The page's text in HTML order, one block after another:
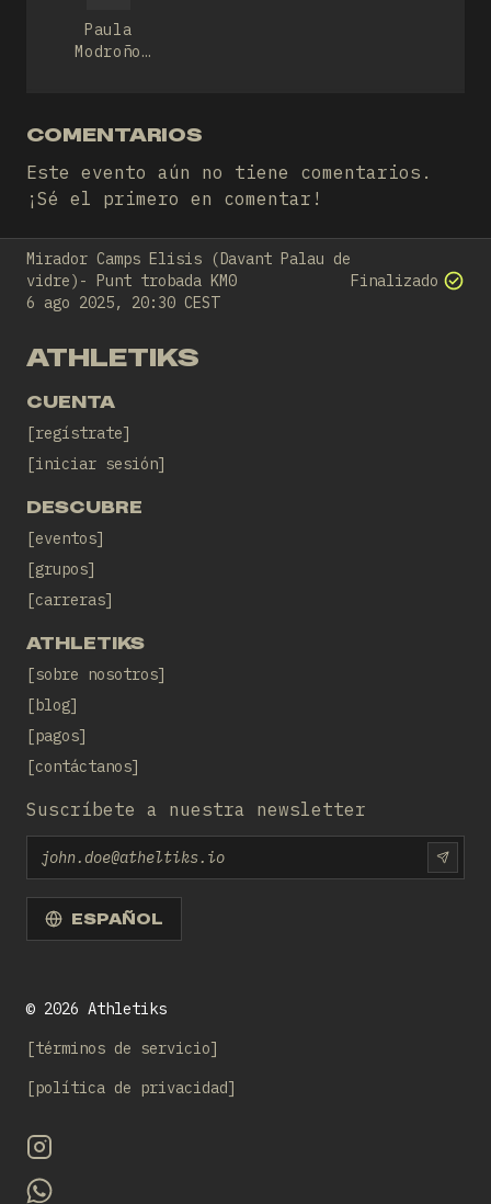
Paula
Modroño
COMENTARIOS
Este evento aún no tiene comentarios.
¡Sé el primero en comentar!
Mirador Camps Elisis (Davant Palau de
vidre)- Punt trobada KM0
6 ago 2025, 20:30 CEST
Finalizado
ATHLETIKS
CUENTA
regístrate
iniciar sesión
DESCUBRE
eventos
grupos
carreras
ATHLETIKS
sobre nosotros
blog
pagos
contáctanos
Suscríbete a nuestra newsletter
Email
ESPAÑOL
© 2026 Athletiks
términos de servicio
política de privacidad